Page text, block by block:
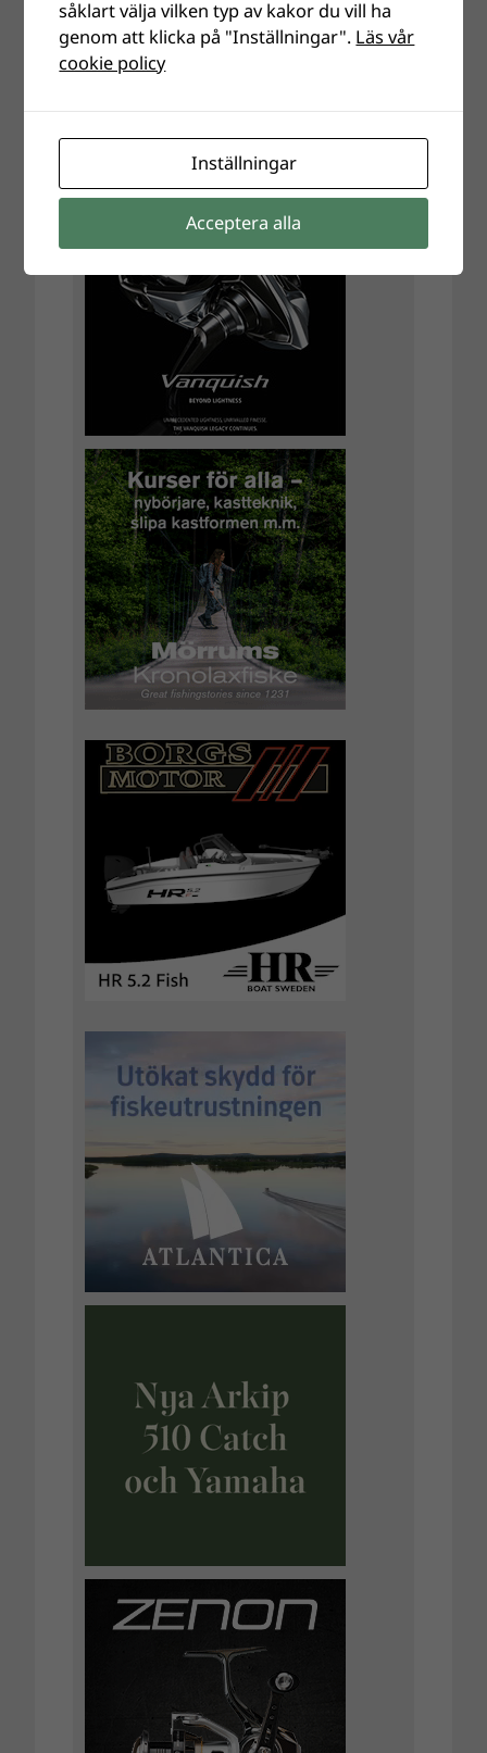
såklart välja vilken typ av kakor du vill ha
genom att klicka på "Inställningar". Läs vår
cookie policy
Inställningar
Acceptera alla